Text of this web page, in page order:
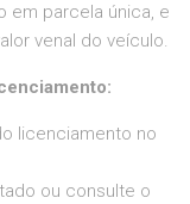
em parcela única, e
venal do veículo.
licenciamento no
ou consulte o